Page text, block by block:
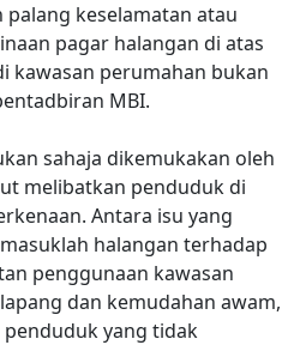
keselamatan atau
pagar halangan di atas
kawasan perumahan bukan
MBI.
sahaja dikemukakan oleh
melibatkan penduduk di
Antara isu yang
halangan terhadap
penggunaan kawasan
dan kemudahan awam,
yang tidak